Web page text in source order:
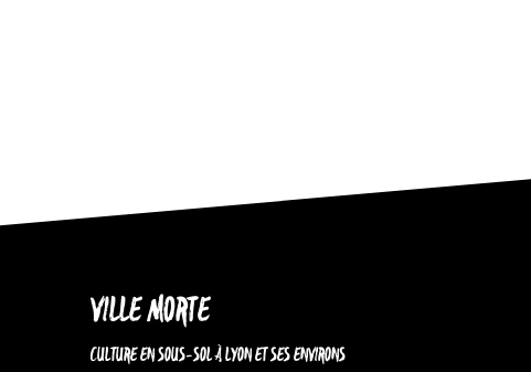
VILLE MORTE
CULTURE EN SOUS-SOL À LYON ET SES ENVIRONS